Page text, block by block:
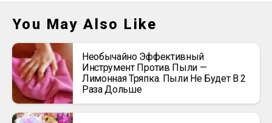
You May Also Like
Необычайно Эффективный
Инструмент Против Пыли —
Лимонная Тряпка. Пыли Не Будет В 2
Раза Дольше